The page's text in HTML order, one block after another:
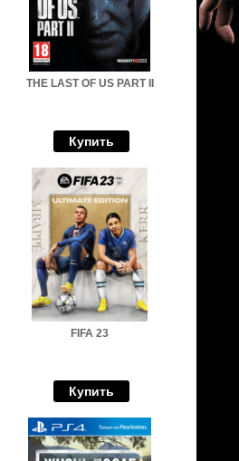
THE LAST OF US PART II
Купить
FIFA 23
Купить